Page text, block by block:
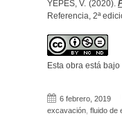
YEPES, V. (2020).
Referencia, 2ª
Esta obra está bajo
6 febrero, 2019
excavación, fluido de